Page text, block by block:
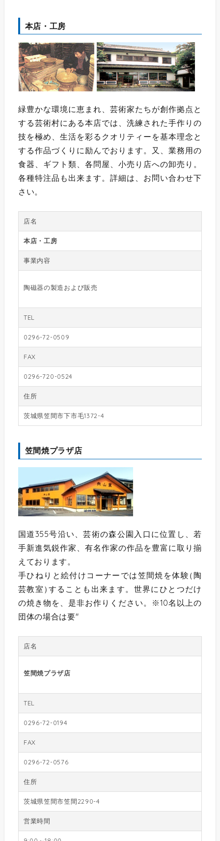
本店・工房
緑豊かな環境に恵まれ、芸術家たちが創作拠点と
する芸術村にある本店では、洗練された手作りの
技を極め、生活を彩るクオリティーを基本理念と
する作品づくりに励んでおります。又、業務用の
食器、ギフト類、各問屋、小売り店への卸売り。
各種特注品も出来ます。詳細は、お問い合わせ下
さい。
店名
本店・工房
事業内容
陶磁器の製造および販売
TEL
0296-72-0509
FAX
0296-720-0524
住所
茨城県笠間市下市毛1372-4
笠間焼プラザ店
国道355号沿い、芸術の森公園入口に位置し、若
手新進気鋭作家、有名作家の作品を豊富に取り揃
えております。
手ひねりと絵付けコーナーでは笠間焼を体験（ 陶
芸教室 ）することも出来ます。世界にひとつだけ
の焼き物を、是非お作りください。※10名以上の
団体の場合は要"
店名
笠間焼プラザ店
TEL
0296-72-0194
FAX
0296-72-0576
住所
茨城県笠間市笠間2290-4
営業時間